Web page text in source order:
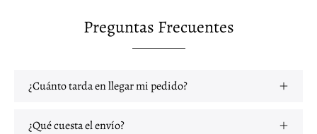
Preguntas Frecuentes
¿Cuánto tarda en llegar mi pedido?
¿Qué cuesta el envío?